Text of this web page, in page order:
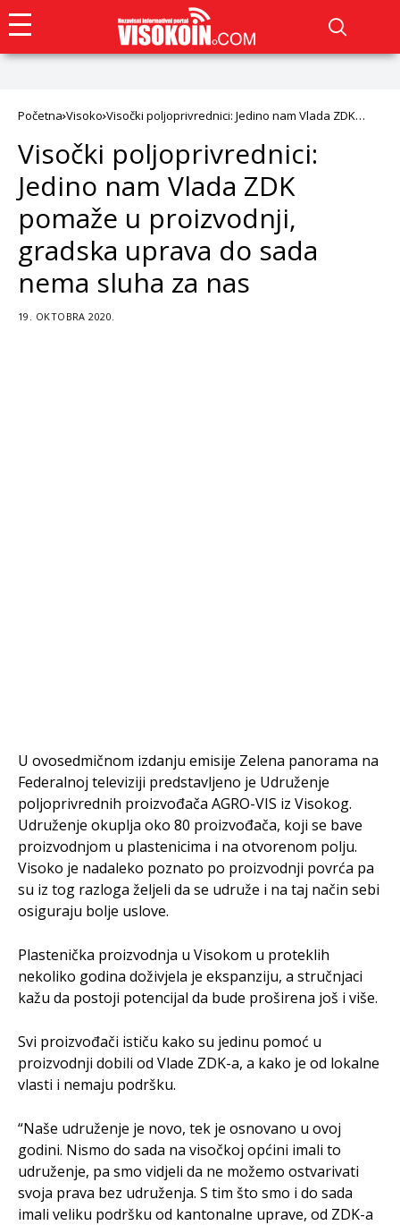
Početna Visoko Visočki poljoprivrednici: Jedino nam Vlada ZDK
nema sluha za nas
Visočki poljoprivrednici:
Jedino nam Vlada ZDK
pomaže u proizvodnji,
gradska uprava do sada
nema sluha za nas
19. OKTOBRA 2020.
U ovosedmičnom izdanju emisije Zelena panorama na
Federalnoj televiziji predstavljeno je Udruženje
poljoprivrednih proizvođača AGRO-VIS iz Visokog.
Udruženje okuplja oko 80 proizvođača, koji se bave
proizvodnjom u plastenicima i na otvorenom polju.
Visoko je nadaleko poznato po proizvodnji povrća pa
su iz tog razloga željeli da se udruže i na taj način sebi
osiguraju bolje uslove.
Plastenička proizvodnja u Visokom u proteklih
nekoliko godina doživjela je ekspanziju, a stručnjaci
kažu da postoji potencijal da bude proširena još i više.
Svi proizvođači ističu kako su jedinu pomoć u
proizvodnji dobili od Vlade ZDK-a, a kako je od lokalne
vlasti i nemaju podršku.
“Naše udruženje je novo, tek je osnovano u ovoj
godini. Nismo do sada na visočkoj općini imali to
udruženje, pa smo vidjeli da ne možemo ostvarivati
svoja prava bez udruženja. S tim što smo i do sada
imali veliku podršku od kantonalne uprave, od ZDK-a